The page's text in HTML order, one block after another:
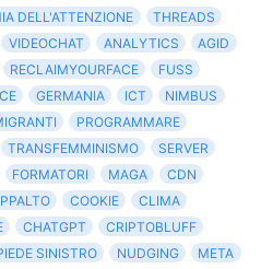
DELL'ATTENZIONE
THREADS
VIDEOCHAT ANALYTICS
AGID
RECLAIMYOURFACE
FUSS
GERMANIA ICT
NIMBUS
PROGRAMMARE
TRANSFEMMINISMO
SERVER
FORMATORI MAGA
CDN
COOKIE
CLIMA
CHATGPT
CRIPTOBLUFF
SINISTRO NUDGING
META